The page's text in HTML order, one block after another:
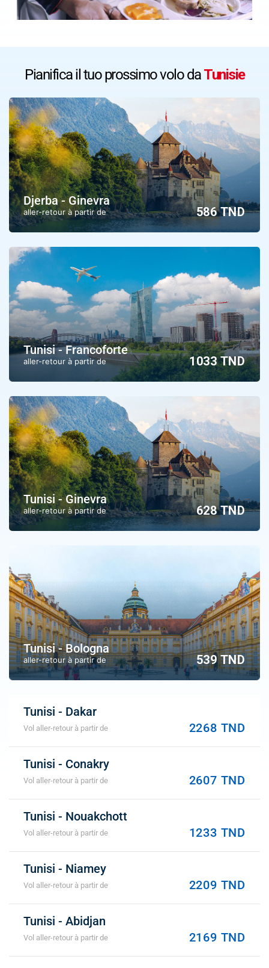
Pianifica il tuo prossimo volo daTunisie
Djerba - Ginevra
aller-retour à partir de 586 TND
Tunisi - Francoforte
aller-retour à partir de 1033 TND
Tunisi - Ginevra
aller-retour à partir de 628 TND
Tunisi - Bologna
aller-retour à partir de 539 TND
Tunisi - Dakar
Vol aller-retour à partir de 2268 TND
Tunisi - Conakry
Vol aller-retour à partir de 2607 TND
Tunisi - Nouakchott
Vol aller-retour à partir de 1233 TND
Tunisi - Niamey
Vol aller-retour à partir de 2209 TND
Tunisi - Abidjan
Vol aller-retour à partir de 2169 TND